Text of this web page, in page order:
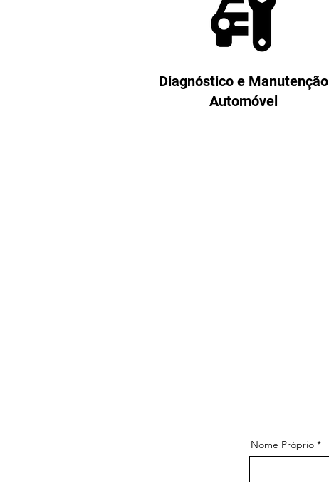
Diagnóstico e Manutenção
Automóvel
Nome Próprio